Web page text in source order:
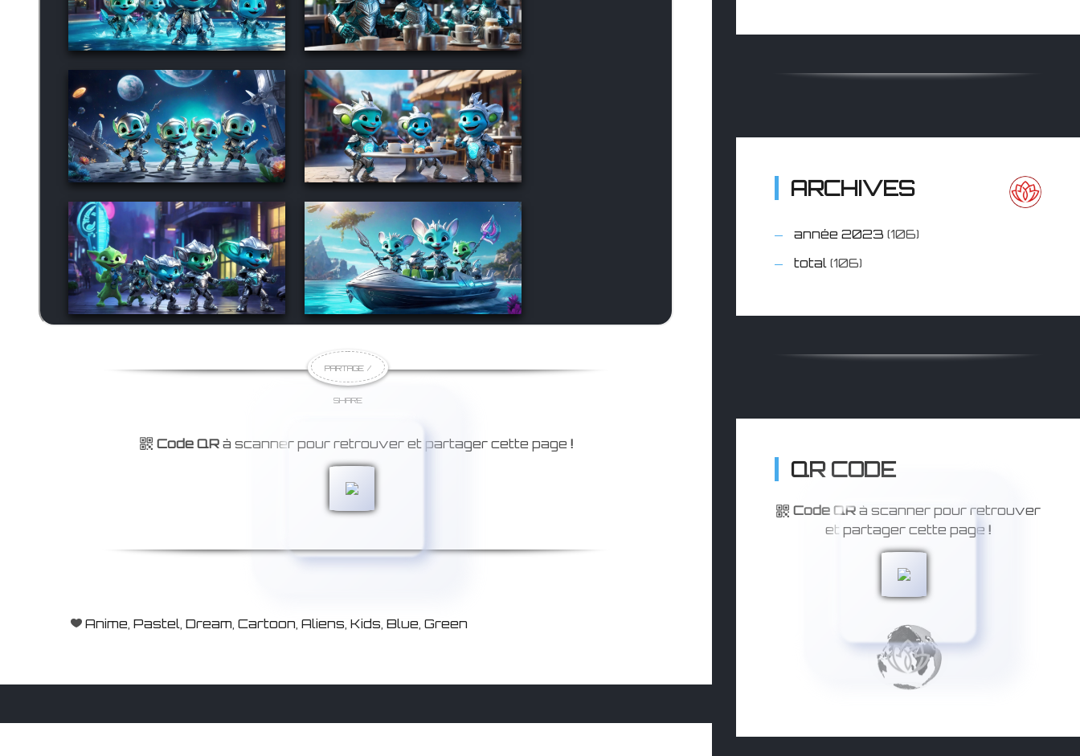
PARTAGE /
SHARE
Code QR à scanner pour retrouver et partager cette page !
Anime, Pastel, Dream, Cartoon, Aliens, Kids, Blue, Green
ARCHIVES
année 2023 (106)
total (106)
QR CODE
Code QR à scanner pour retrouver
et partager cette page !